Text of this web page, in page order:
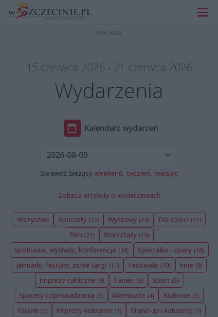
15 czerwca 2026 - 21 czerwca 2026
Wydarzenia
Kalendarz wydarzeń
Sprawdź bieżący weekend, tydzień, miesiąc
Zobacz artykuły o wydarzeniach
Wszystkie Koncerty (37) Wystawy (24) Dla dzieci (22)
Film (21) Warsztaty (19)
Spotkania, wykłady, konferencje (16) Spektakle i opery (16)
Jarmarki, festyny, pchle targi (11) Festiwale (10) Inne (9)
Imprezy cykliczne (9) Taniec (6) Sport (5)
Spacery i oprowadzania (5) Wernisaże (4) Klubowe (3)
Książki (2) Imprezy kulinarne (1) Stand-up i kabarety (1)